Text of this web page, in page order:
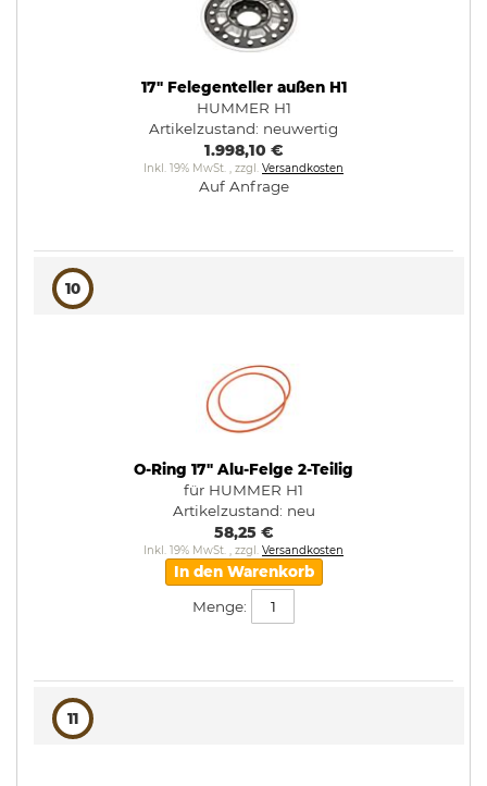
17" Felegenteller außen H1
HUMMER H1
Artikelzustand: neuwertig
1.998,10 €
Inkl. 19% MwSt. , zzgl. Versandkosten
Auf Anfrage
10
O-Ring 17" Alu-Felge 2-Teilig
für HUMMER H1
Artikelzustand: neu
58,25 €
Inkl. 19% MwSt. , zzgl. Versandkosten
In den Warenkorb
Menge:
11